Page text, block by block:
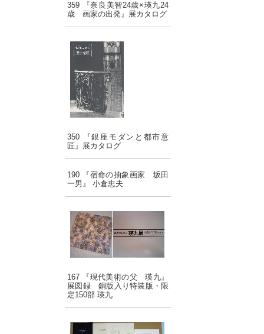
359 『奈良美智24歳×瑛九24
歳 画家の出発』展カタログ
350 『銀座モダンと都市意
匠』展カタログ
190 『宿命の抽象画家 坂田
一男』 小倉忠夫
167 『現代美術の父 瑛九』
展図録 銅版入り特装版・限
定150部 瑛九